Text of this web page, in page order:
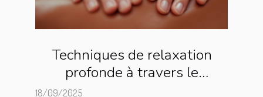
Techniques de relaxation
profonde à travers le
18/09/2025